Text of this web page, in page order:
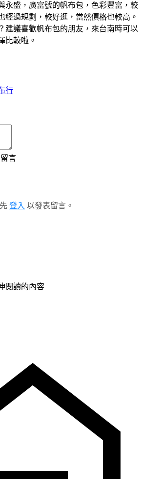
永盛，廣富號的帆布包，色彩豐富，較
經過規劃，較好逛，當然價格也較高。
建議喜歡帆布包的朋友，來台南時可以
比較啦。
行
言
登入 以發表留言。
閱讀的內容